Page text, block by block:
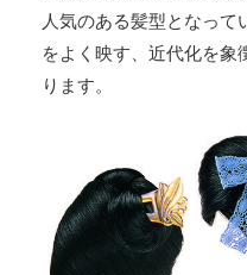
人気のある髪型となっ
をよく映す、近代化を象
ります。